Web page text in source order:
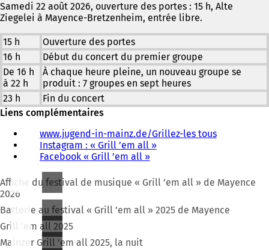
onglet)
Samedi 22 août 2026, ouverture des portes : 15 h, Alte
Ziegelei à Mayence-Bretzenheim, entrée libre.
15 h
Ouverture des portes
16 h
Début du concert du premier groupe
De 16 h
à 22 h
À chaque heure pleine, un nouveau groupe se
produit : 7 groupes en sept heures
23 h
Fin du concert
Liens complémentaires
www.jugend-in-mainz.de/Grillez-les tous(
u
e
Instagram : « Grill ’em all »(
o
r
Facebook « Grill ’em all »(
'
v
Affiche du festival de musique « Grill ’em all » de Mayence
2026
Batterie au festival « Grill ’em all » 2025 de Mayence
Grill ’em all 2025
Mainzer Grill ’em all 2025, la nuit